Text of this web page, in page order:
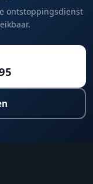
ontstoppingsdienst